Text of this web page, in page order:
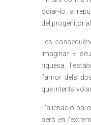
odiar-lo, a
del progenitor
Les
imaginar. El
riquesa,
l’amor dels
que intenta
L’alienació
però en